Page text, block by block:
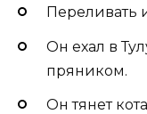
Переливать
Он ехал в
пряником.
Он тянет